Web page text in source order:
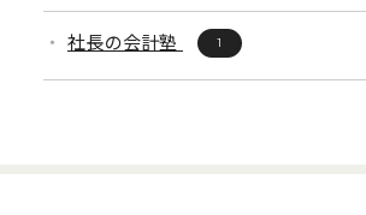
社長の会計塾 1